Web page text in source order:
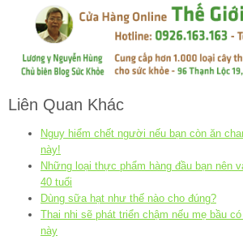
Liên Quan Khác
Nguy hiểm chết người nếu bạn còn ăn
này!
Những loại thực phẩm hàng đầu bạn nên
40 tuổi
Dùng sữa hạt như thế nào cho đúng?
Thai nhi sẽ phát triển chậm nếu mẹ bầu
này